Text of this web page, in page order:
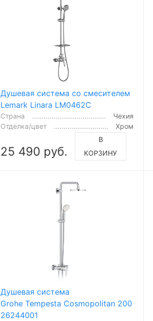
Душевая система со смесителем
Lemark Linara LM0462C
Страна
Чехия
Отделка/цвет
Хром
25 490 руб.
В
КОРЗИНУ
Душевая система
Grohe Tempesta Cosmopolitan 200
26244001